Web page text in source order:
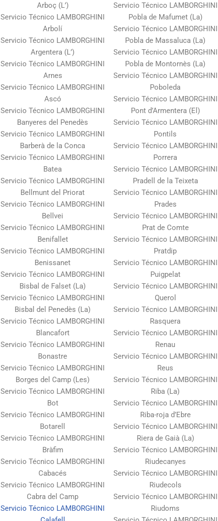
Arboç (L’)
Servicio Técnico LAMBORGHINI
Arbolí
Servicio Técnico LAMBORGHINI
Argentera (L’)
Servicio Técnico LAMBORGHINI
Arnes
Servicio Técnico LAMBORGHINI
Ascó
Servicio Técnico LAMBORGHINI
Banyeres del Penedès
Servicio Técnico LAMBORGHINI
Barberà de la Conca
Servicio Técnico LAMBORGHINI
Batea
Servicio Técnico LAMBORGHINI
Bellmunt del Priorat
Servicio Técnico LAMBORGHINI
Bellvei
Servicio Técnico LAMBORGHINI
Benifallet
Servicio Técnico LAMBORGHINI
Benissanet
Servicio Técnico LAMBORGHINI
Bisbal de Falset (La)
Servicio Técnico LAMBORGHINI
Bisbal del Penedès (La)
Servicio Técnico LAMBORGHINI
Blancafort
Servicio Técnico LAMBORGHINI
Bonastre
Servicio Técnico LAMBORGHINI
Borges del Camp (Les)
Servicio Técnico LAMBORGHINI
Bot
Servicio Técnico LAMBORGHINI
Botarell
Servicio Técnico LAMBORGHINI
Bràfim
Servicio Técnico LAMBORGHINI
Cabacés
Servicio Técnico LAMBORGHINI
Cabra del Camp
Servicio Técnico LAMBORGHINI
Servicio Técnico LAMBORGHINI
Pobla de Mafumet (La)
Servicio Técnico LAMBORGHINI
Pobla de Massaluca (La)
Servicio Técnico LAMBORGHINI
Pobla de Montornès (La)
Servicio Técnico LAMBORGHINI
Poboleda
Servicio Técnico LAMBORGHINI
Pont d’Armentera (El)
Servicio Técnico LAMBORGHINI
Pontils
Servicio Técnico LAMBORGHINI
Porrera
Servicio Técnico LAMBORGHINI
Pradell de la Teixeta
Servicio Técnico LAMBORGHINI
Prades
Servicio Técnico LAMBORGHINI
Prat de Comte
Servicio Técnico LAMBORGHINI
Pratdip
Servicio Técnico LAMBORGHINI
Puigpelat
Servicio Técnico LAMBORGHINI
Querol
Servicio Técnico LAMBORGHINI
Rasquera
Servicio Técnico LAMBORGHINI
Renau
Servicio Técnico LAMBORGHINI
Reus
Servicio Técnico LAMBORGHINI
Riba (La)
Servicio Técnico LAMBORGHINI
Riba-roja d’Ebre
Servicio Técnico LAMBORGHINI
Riera de Gaià (La)
Servicio Técnico LAMBORGHINI
Riudecanyes
Servicio Técnico LAMBORGHINI
Riudecols
Servicio Técnico LAMBORGHINI
Riudoms